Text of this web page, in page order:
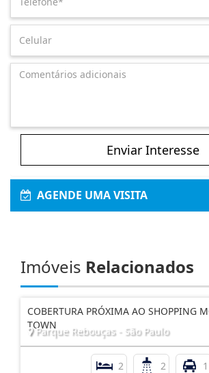
Enviar Interesse
AGENDE UMA VISITA
Imóveis Relacionados
COBERTURA PRÓXIMA AO SHOPPING
TOWN
Parque Rebouças - São Paulo
2 2 1